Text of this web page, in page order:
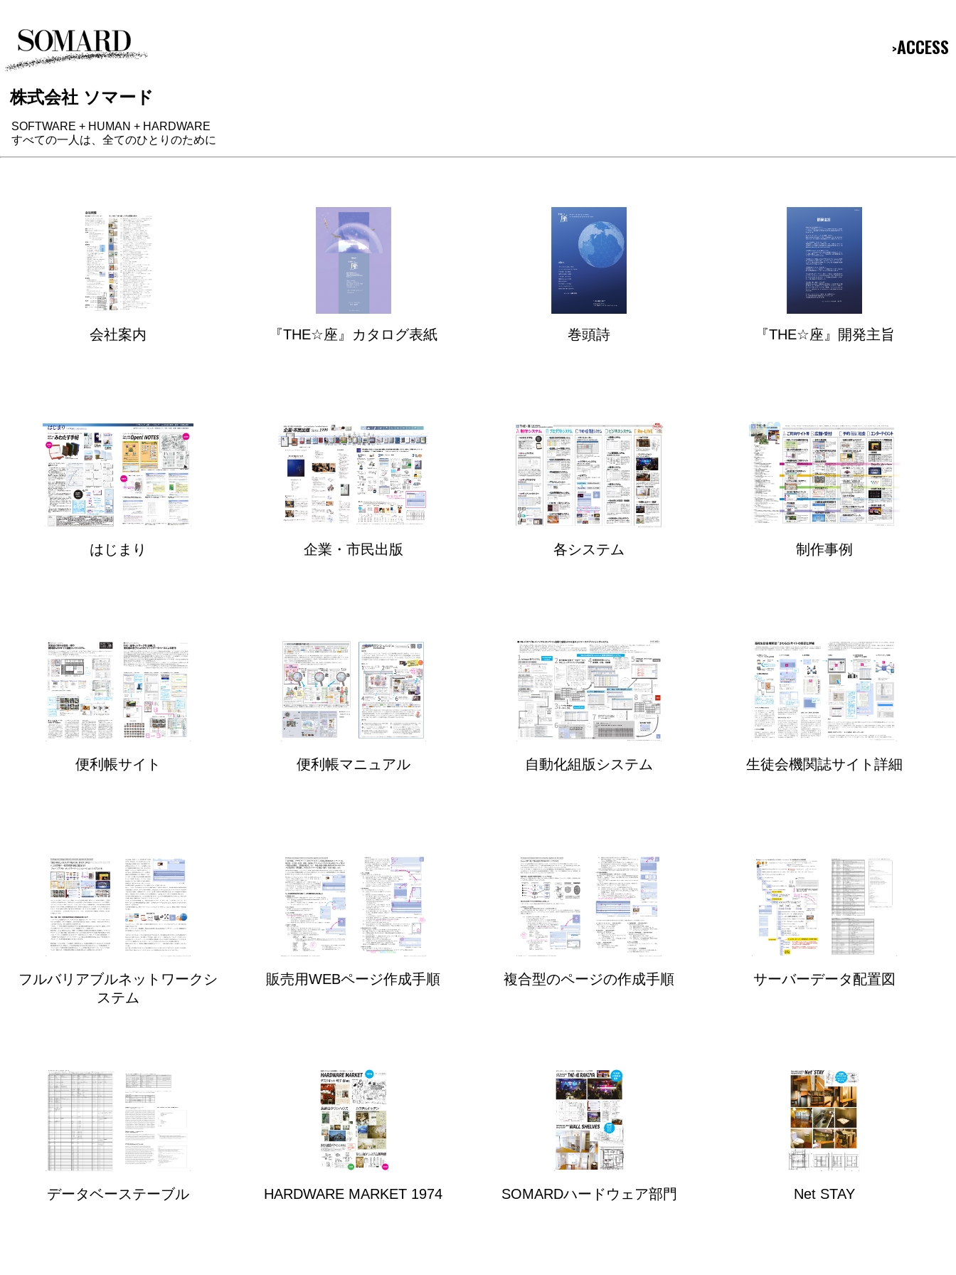
株式会社 ソマード
SOFTWARE + HUMAN + HARDWARE
すべての一人は、全てのひとりのために
>ACCESS
会社案内 『THE☆座』カタログ表紙 巻頭詩 『THE☆座』開発主旨
はじまり 企業・市民出版 各システム 制作事例
便利帳サイト 便利帳マニュアル 自動化組版システム 生徒会機関誌サイト詳細
フルバリアブルネットワークシ
ステム
販売用WEBページ作成手順 複合型のページの作成手順 サーバーデータ配置図
データベーステーブル HARDWARE MARKET 1974 SOMARDハードウェア部門 Net STAY